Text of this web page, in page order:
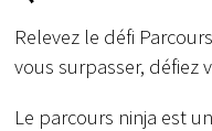
Relevez le défi
vous surpasser, défiez
Le parcours ninja est